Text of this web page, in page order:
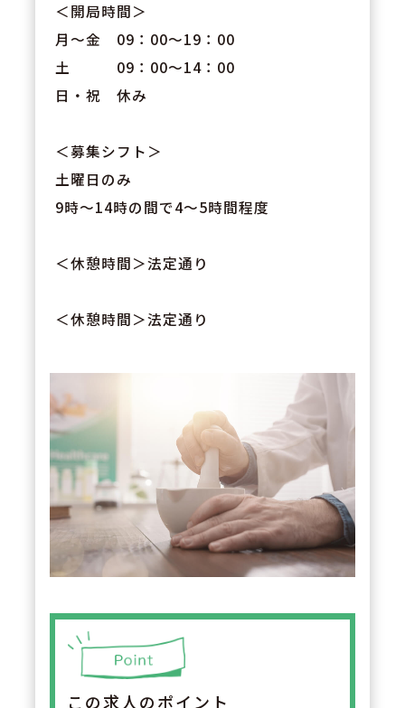
＜開局時間＞
月～金 09：00～19：00
土 09：00～14：00
日・祝 休み
＜募集シフト＞
土曜日のみ
9時～14時の間で4～5時間程度
＜休憩時間＞法定通り
＜休憩時間＞法定通り
この求人のポイント